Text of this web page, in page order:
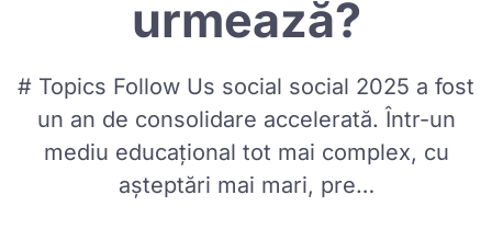
urmează?
# Topics Follow Us social social 2025 a fost
un an de consolidare accelerată. Într-un
mediu educațional tot mai complex, cu
așteptări mai mari, pre…